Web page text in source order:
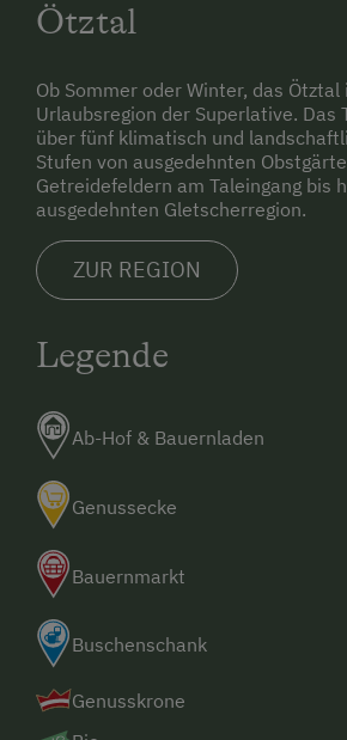
Ötztal
Ob Sommer oder Winter, das Ötztal
Urlaubsregion der Superlative. Das
über fünf klimatisch und
Stufen von ausgedehnten
Getreidefeldern am Taleingang bis
ausgedehnten Gletscherregion.
ZUR REGION
Legende
Ab-Hof & Bauernladen
Genussecke
Bauernmarkt
Buschenschank
Genusskrone